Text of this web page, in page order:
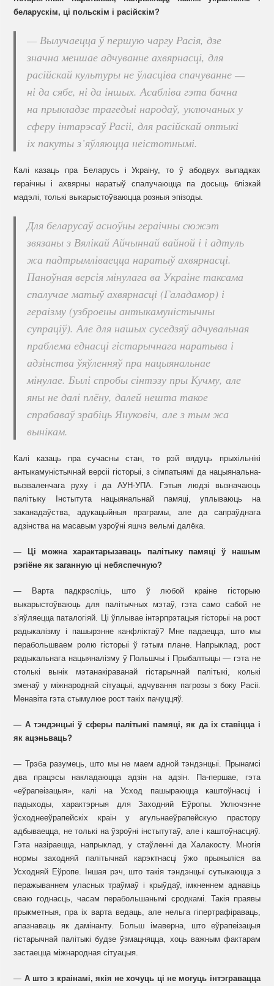
беларускім, ці польскім і расійскім?
— Вылучаецца ў першую чаргу Расія, дзе
значна меншае адчуванне ахвярнасці, для
расійскай культуры не ўласціва спачуванне —
ні да сябе, ні да іншых. Асабліва гэта бачна
на прыкладзе трагедыі народаў, уключаных у
сферу інтарэсаў Расіі, для расійскай оптыкі
іх пакуты з’яўляюцца неістотнымі.
Калі казаць пра Беларусь і Украіну, то ў абодвух выпадках
гераічны і ахвярны наратыў спалучаюцца па досыць блізкай
мадэлі, толькі выкарыстоўваюцца розныя эпізоды.
Для беларусаў асноўны гераічны сюжэт
звязаны з Вялікай Айчыннай вайной і і адтуль
жа падтрымліваецца наратыў ахвярнасці.
Паноўная версія мінулага ва Украіне таксама
спалучае матыў ахвярнасці (Галадамор) і
гераізму (узброены антыкамуністычны
супраціў). Але для нашых суседзяў адчувальная
праблема еднасці гістарычнага наратыва і
адзінства ўяўленняў пра нацыянальнае
мінулае. Былі спробы сінтэзу пры Кучму, але
яны не далі плёну, далей нешта такое
спрабаваў зрабіць Януковіч, але з тым жа
вынікам.
Калі казаць пра сучасны стан, то рэй вядуць прыхільнікі
антыкамуністычнай версіі гісторыі, з сімпатыямі да нацыянальна-
вызваленчага руху і да АУН-УПА. Гэтыя людзі вызначаюць
палітыку Інстытута нацыянальнай памяці, уплываюць на
заканадаўства, адукацыйныя праграмы, але да сапраўднага
адзінства на масавым узроўні яшчэ вельмі далёка.
— Ці можна характарызаваць палітыку памяці ў нашым
рэгіёне як заганную ці небяспечную?
— Варта падкрэсліць, што ў любой краіне гісторыю
выкарыстоўваюць для палітычных мэтаў, гэта само сабой не
з’яўляецца паталогіяй. Ці ўплывае інтэрпрэтацыя гісторыі на рост
радыкалізму і пашырэнне канфліктаў? Мне падаецца, што мы
перабольшваем ролю гісторыі ў гэтым плане. Напрыклад, рост
радыкальнага нацыяналізму ў Польшчы і Прыбалтыцы — гэта не
столькі вынік мэтанакіраванай гістарычнай палітыкі, колькі
зменаў у міжнароднай сітуацыі, адчування пагрозы з боку Расіі.
Менавіта гэта стымулюе рост такіх пачуццяў.
— А тэндэнцыі ў сферы палітыкі памяці, як да іх ставіцца і
як ацэньваць?
— Трэба разумець, што мы не маем адной тэндэнцыі. Прынамсі
два працэсы накладаюцца адзін на адзін. Па-першае, гэта
«еўрапеізацыя», калі на Усход пашыраюцца каштоўнасці і
падыходы, характэрныя для Заходняй Еўропы. Уключэнне
ўсходнееўрапейскіх краін у агульнаеўрапейскую прастору
адбываецца, не толькі на ўзроўні інстытутаў, але і каштоўнасцяў.
Гэта назіраецца, напрыклад, у стаўленні да Халакосту. Многія
нормы заходняй палітычнай карэктнасці ўжо прыжыліся ва
Усходняй Еўропе. Іншая рэч, што такія тэндэнцыі сутыкаюцца з
перажываннем уласных траўмаў і крыўдаў, імкненнем аднавіць
сваю годнасць, часам перабольшанымі сродкамі. Такія праявы
прыкметныя, пра іх варта ведаць, але нельга гіпертрафіраваць,
апазнаваць як дамінанту. Больш імаверна, што еўрапеізацыя
гістарычнай палітыкі будзе ўзмацняцца, хоць важным фактарам
застаецца міжнародная сітуацыя.
— А што з краінамі, якія не хочуць ці не могуць інтэгравацца